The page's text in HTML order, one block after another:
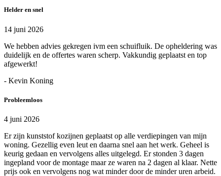
Helder en snel
14 juni 2026
We hebben advies gekregen ivm een schuifluik. De opheldering was
duidelijk en de offertes waren scherp. Vakkundig geplaatst en top
afgewerkt!
- Kevin Koning
Probleemloos
4 juni 2026
Er zijn kunststof kozijnen geplaatst op alle verdiepingen van mijn
woning. Gezellig even leut en daarna snel aan het werk. Geheel is
keurig gedaan en vervolgens alles uitgelegd. Er stonden 3 dagen
ingepland voor de montage maar ze waren na 2 dagen al klaar. Nette
prijs ook en vervolgens nog wat minder door de minder uren arbeid.